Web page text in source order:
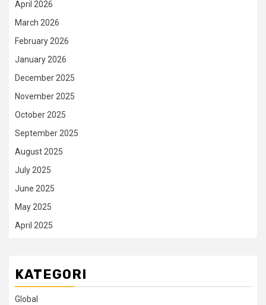
April 2026
March 2026
February 2026
January 2026
December 2025
November 2025
October 2025
September 2025
August 2025
July 2025
June 2025
May 2025
April 2025
KATEGORI
Global